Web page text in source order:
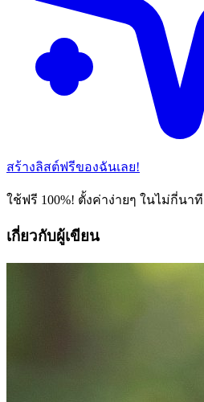
สร้างลิสต์ฟรีของฉันเลย!
ใช้ฟรี 100%! ตั้งค่าง่ายๆ ในไม่กี่นาที
เกี่ยวกับผู้เขียน